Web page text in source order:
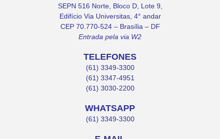
SEPN 516 Norte, Bloco D, Lote 9,
Edifício Via Universitas, 4° andar
CEP 70.770-524 – Brasília – DF
Entrada pela via W2
TELEFONES
(61) 3349-3300
(61) 3347-4951
(61) 3030-2200
WHATSAPP
(61) 3349-3300